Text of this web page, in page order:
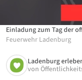
Einladung zum Tag der
Feuerwehr Ladenburg
Ladenburg
von